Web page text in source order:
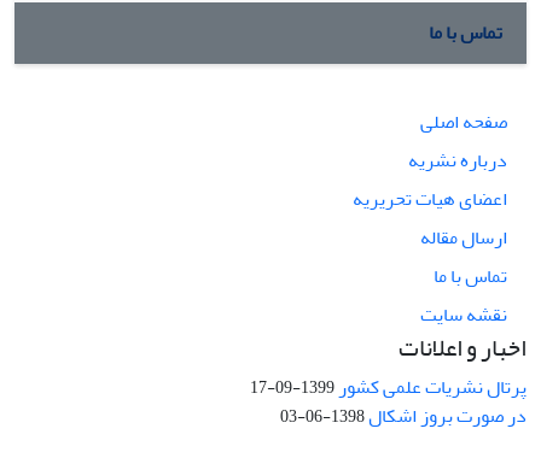
تماس با ما
صفحه اصلی
درباره نشریه
اعضای هیات تحریریه
ارسال مقاله
تماس با ما
نقشه سایت
اخبار و اعلانات
پرتال نشریات علمی کشور 1399-09-17
در صورت بروز اشکال1398-06-03